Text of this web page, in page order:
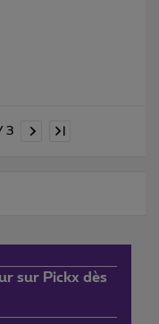
3
sur Pickx dès